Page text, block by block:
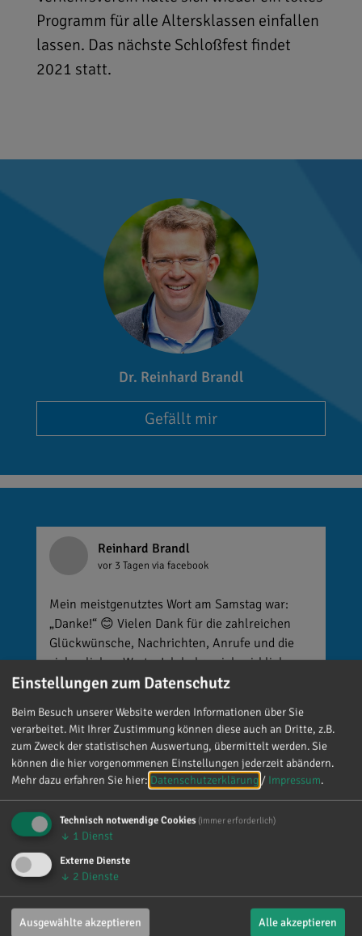
Programm für alle Altersklassen einfallen
lassen. Das nächste Schloßfest findet
2021 statt.
Dr. Reinhard Brandl
Gefällt mir
Reinhard Brandl
vor 3 Tagen via facebook
Mein meistgenutztes Wort am Samstag war:
„Danke!“ 😊 Vielen Dank für die zahlreichen
Glückwünsche, Nachrichten, Anrufe und die
vielen lieben Worte. Ich habe mich wirklich
über jede einzelne Aufmerksamkeit gefreut. Es
so viele Menschen die Zeit nehmen, an einen zu
denken. Umso mehr weiß ich das zu schätzen.
Einstellungen zum Datenschutz
Beim Besuch unserer Website werden Informationen über Sie
verarbeitet. Mit Ihrer Zustimmung können diese auch an Dritte, z.B.
zum Zweck der statistischen Auswertung, übermittelt werden. Sie
können die hier vorgenommenen Einstellungen jederzeit abändern.
Mehr dazu erfahren Sie hier: Datenschutzerklärung / Impressum.
Technisch notwendige Cookies (immer erforderlich)
↓ 1 Dienst
Externe Dienste
↓ 2 Dienste
Ausgewählte akzeptieren Alle akzeptieren